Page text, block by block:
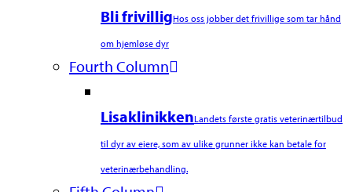
Bli frivilligHos oss jobber det frivillige som tar hånd
om hjemløse dyr
Fourth Column
LisaklinikkenLandets første gratis veterinærtilbud
til dyr av eiere, som av ulike grunner ikke kan betale for
veterinærbehandling.